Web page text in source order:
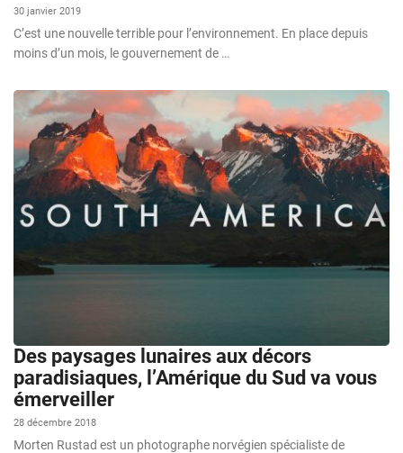
30 janvier 2019
C’est une nouvelle terrible pour l’environnement. En place depuis
moins d’un mois, le gouvernement de …
Des paysages lunaires aux décors
paradisiaques, l’Amérique du Sud va vous
émerveiller
28 décembre 2018
Morten Rustad est un photographe norvégien spécialiste de